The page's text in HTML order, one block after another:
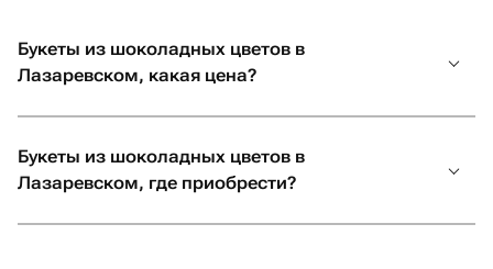
Букеты из шоколадных цветов в
Лазаревском, какая цена?
Букеты из шоколадных цветов в
Лазаревском, где приобрести?